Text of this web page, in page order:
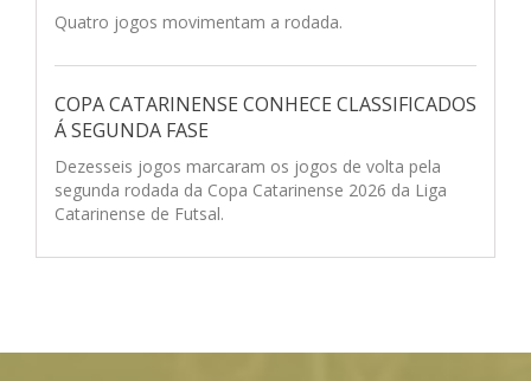
Quatro jogos movimentam a rodada.
COPA CATARINENSE CONHECE CLASSIFICADOS
Á SEGUNDA FASE
Dezesseis jogos marcaram os jogos de volta pela
segunda rodada da Copa Catarinense 2026 da Liga
Catarinense de Futsal.